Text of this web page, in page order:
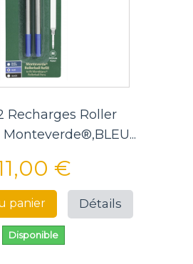
Recharges Roller
€
panier Détails
Disponible